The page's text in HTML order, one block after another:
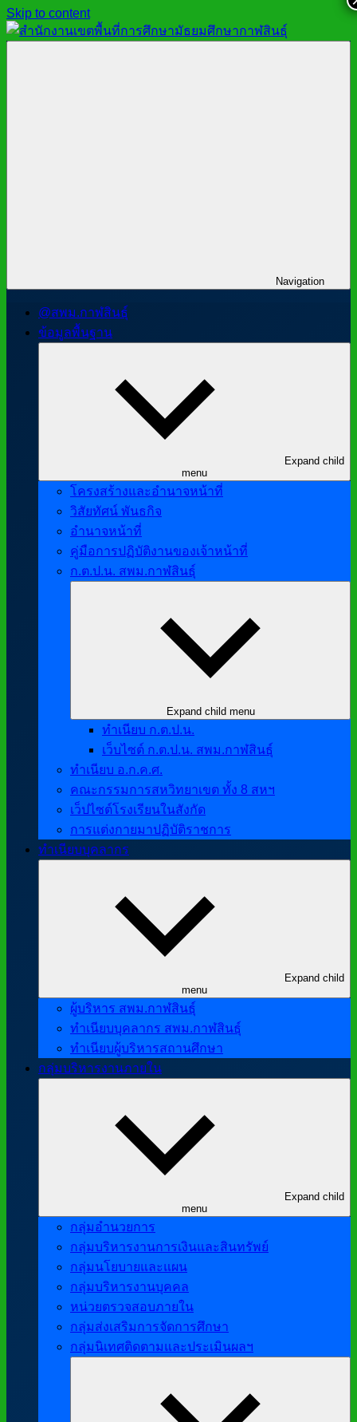
Skip to content
Navigation
@สพม.กาฬสินธุ์
ข้อมูลพื้นฐาน
Expand child
menu
โครงสร้างและอำนาจหน้าที่
วิสัยทัศน์ พันธกิจ
อำนาจหน้าที่
คู่มือการปฏิบัติงานของเจ้าหน้าที่
ก.ต.ป.น. สพม.กาฬสินธุ์
Expand child menu
ทำเนียบ ก.ต.ป.น.
เว็บไซต์ ก.ต.ป.น. สพม.กาฬสินธุ์
ทำเนียบ อ.ก.ค.ศ.
คณะกรรมการสหวิทยาเขต ทั้ง 8 สหฯ
เว็ปไซต์โรงเรียนในสังกัด
การแต่งกายมาปฏิบัติราชการ
ทำเนียบบุคลากร
Expand child
menu
ผู้บริหาร สพม.กาฬสินธุ์
ทำเนียบบุคลากร สพม.กาฬสินธุ์
ทำเนียบผู้บริหารสถานศึกษา
กลุ่มบริหารงานภายใน
Expand child
menu
กลุ่มอำนวยการ
กลุ่มบริหารงานการเงินและสินทรัพย์
กลุ่มนโยบายและแผน
กลุ่มบริหารงานบุคคล
หน่วยตรวจสอบภายใน
กลุ่มส่งเสริมการจัดการศึกษา
กลุ่มนิเทศติดตามและประเมินผลฯ